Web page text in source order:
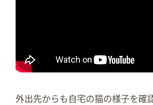
外出先からも自宅の猫の様子を確